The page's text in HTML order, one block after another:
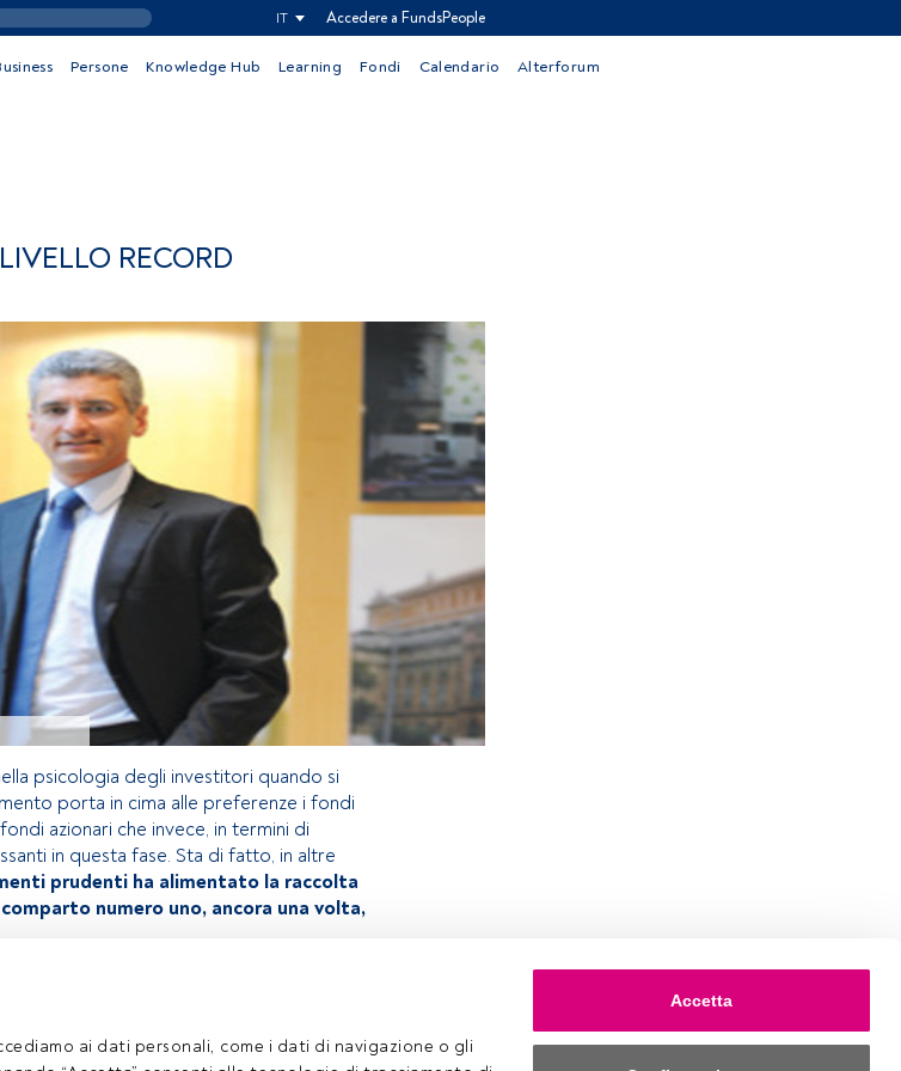
ai dati personali, come i dati di navigazione o gli
Accetta
IT Accedere a FundsPeople
Persone Knowledge Hub Learning Fondi Calendario Alterforum
RECORD
psicologia degli investitori quando si
porta in cima alle preferenze i fondi
azionari che invece, in termini di
in questa fase. Sta di fatto, in altre
prudenti ha alimentato la raccolta
numero uno, ancora una volta,
hai ancora un account, ti invitiamo a